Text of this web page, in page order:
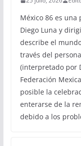
México 86 es
Diego Luna y
describe el
través del
(interpretado por
Federación
posible la
enterarse de la
debido a los